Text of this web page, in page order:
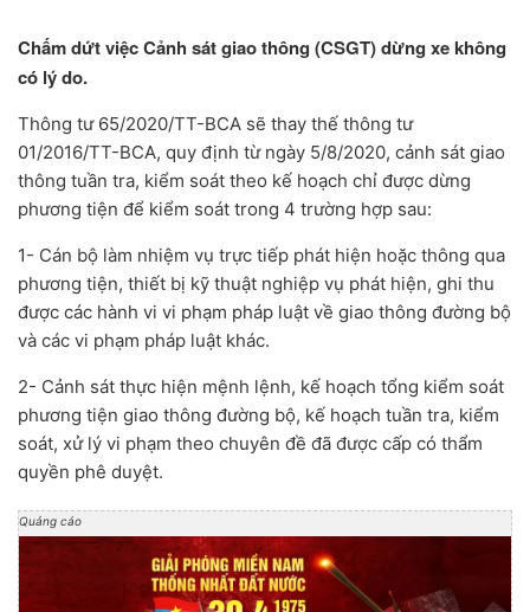
Chấm dứt việc Cảnh sát giao thông (CSGT) dừng xe không
có lý do.
Thông tư 65/2020/TT-BCA sẽ thay thế thông tư
01/2016/TT-BCA, quy định từ ngày 5/8/2020, cảnh sát giao
thông tuần tra, kiểm soát theo kế hoạch chỉ được dừng
phương tiện để kiểm soát trong 4 trường hợp sau:
1- Cán bộ làm nhiệm vụ trực tiếp phát hiện hoặc thông qua
phương tiện, thiết bị kỹ thuật nghiệp vụ phát hiện, ghi thu
được các hành vi vi phạm pháp luật về giao thông đường bộ
và các vi phạm pháp luật khác.
2- Cảnh sát thực hiện mệnh lệnh, kế hoạch tổng kiểm soát
phương tiện giao thông đường bộ, kế hoạch tuần tra, kiểm
soát, xử lý vi phạm theo chuyên đề đã được cấp có thẩm
quyền phê duyệt.
Quảng cáo